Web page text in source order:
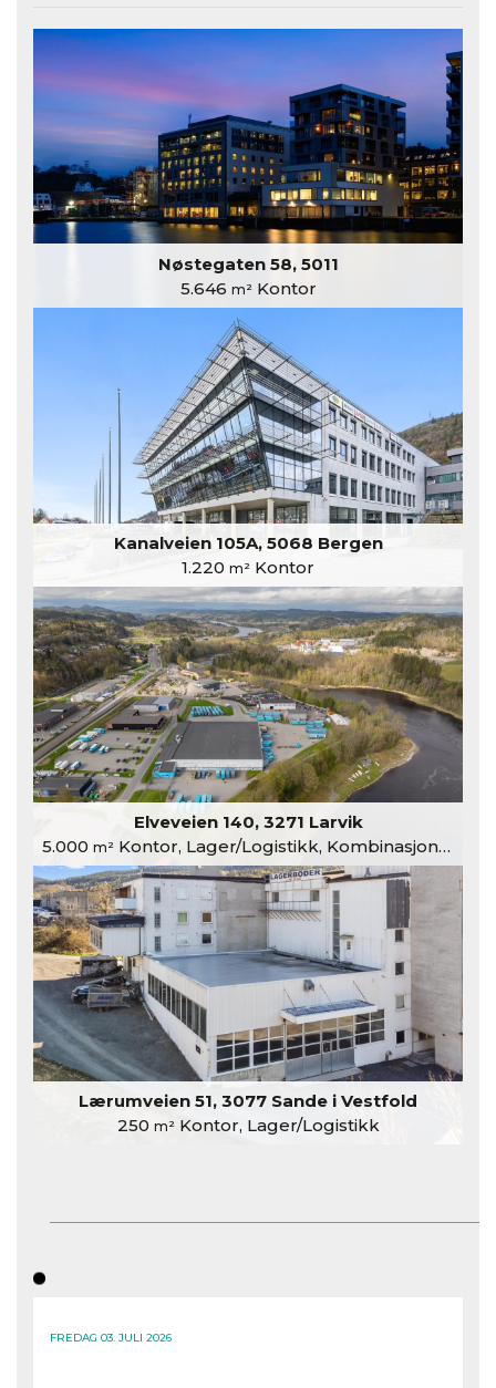
Nøstegaten 58, 5011
5.646 m²Kontor
Kanalveien 105A, 5068 Bergen
1.220 m² Kontor
Elveveien 140, 3271 Larvik
5.000 m²Kontor, Lager/Logistikk, Kombinasjonslokaler
Lærumveien 51, 3077 Sande i Vestfold
250 m²Kontor, Lager/Logistikk
FREDAG 03. JULI 2026